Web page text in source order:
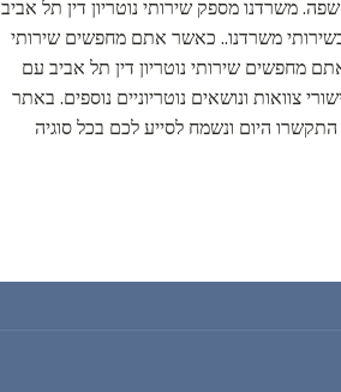
משרדנו מספק שירותי נוטריון דין תל אביב
משרדנו.. כאשר אתם מחפשים שירותי
מחפשים שירותי נוטריון דין תל אביב עם
צוואות ונושאים נוטריוניים נוספים. באתר
התקשרו היום ונשמח לסייע לכם בכל סוגיה